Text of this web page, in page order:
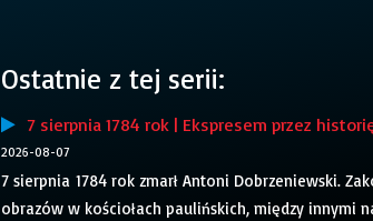
Ostatnie z tej serii:
7 sierpnia 1784 rok | Ekspresem przez
2026-08-07
7 sierpnia 1784 rok zmarł Antoni Dobrzeniewski.
obrazów w kościołach paulińskich, między innymi